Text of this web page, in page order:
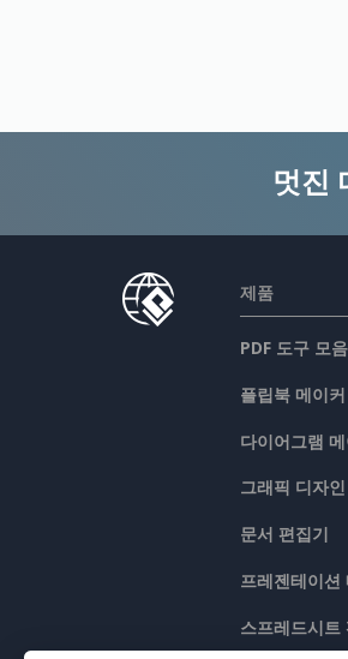
멋진
제품
PDF 도구 모음
플립북 메이커
다이어그램
그래픽 디자
문서 편집기
프레젠테이션
스프레드시트